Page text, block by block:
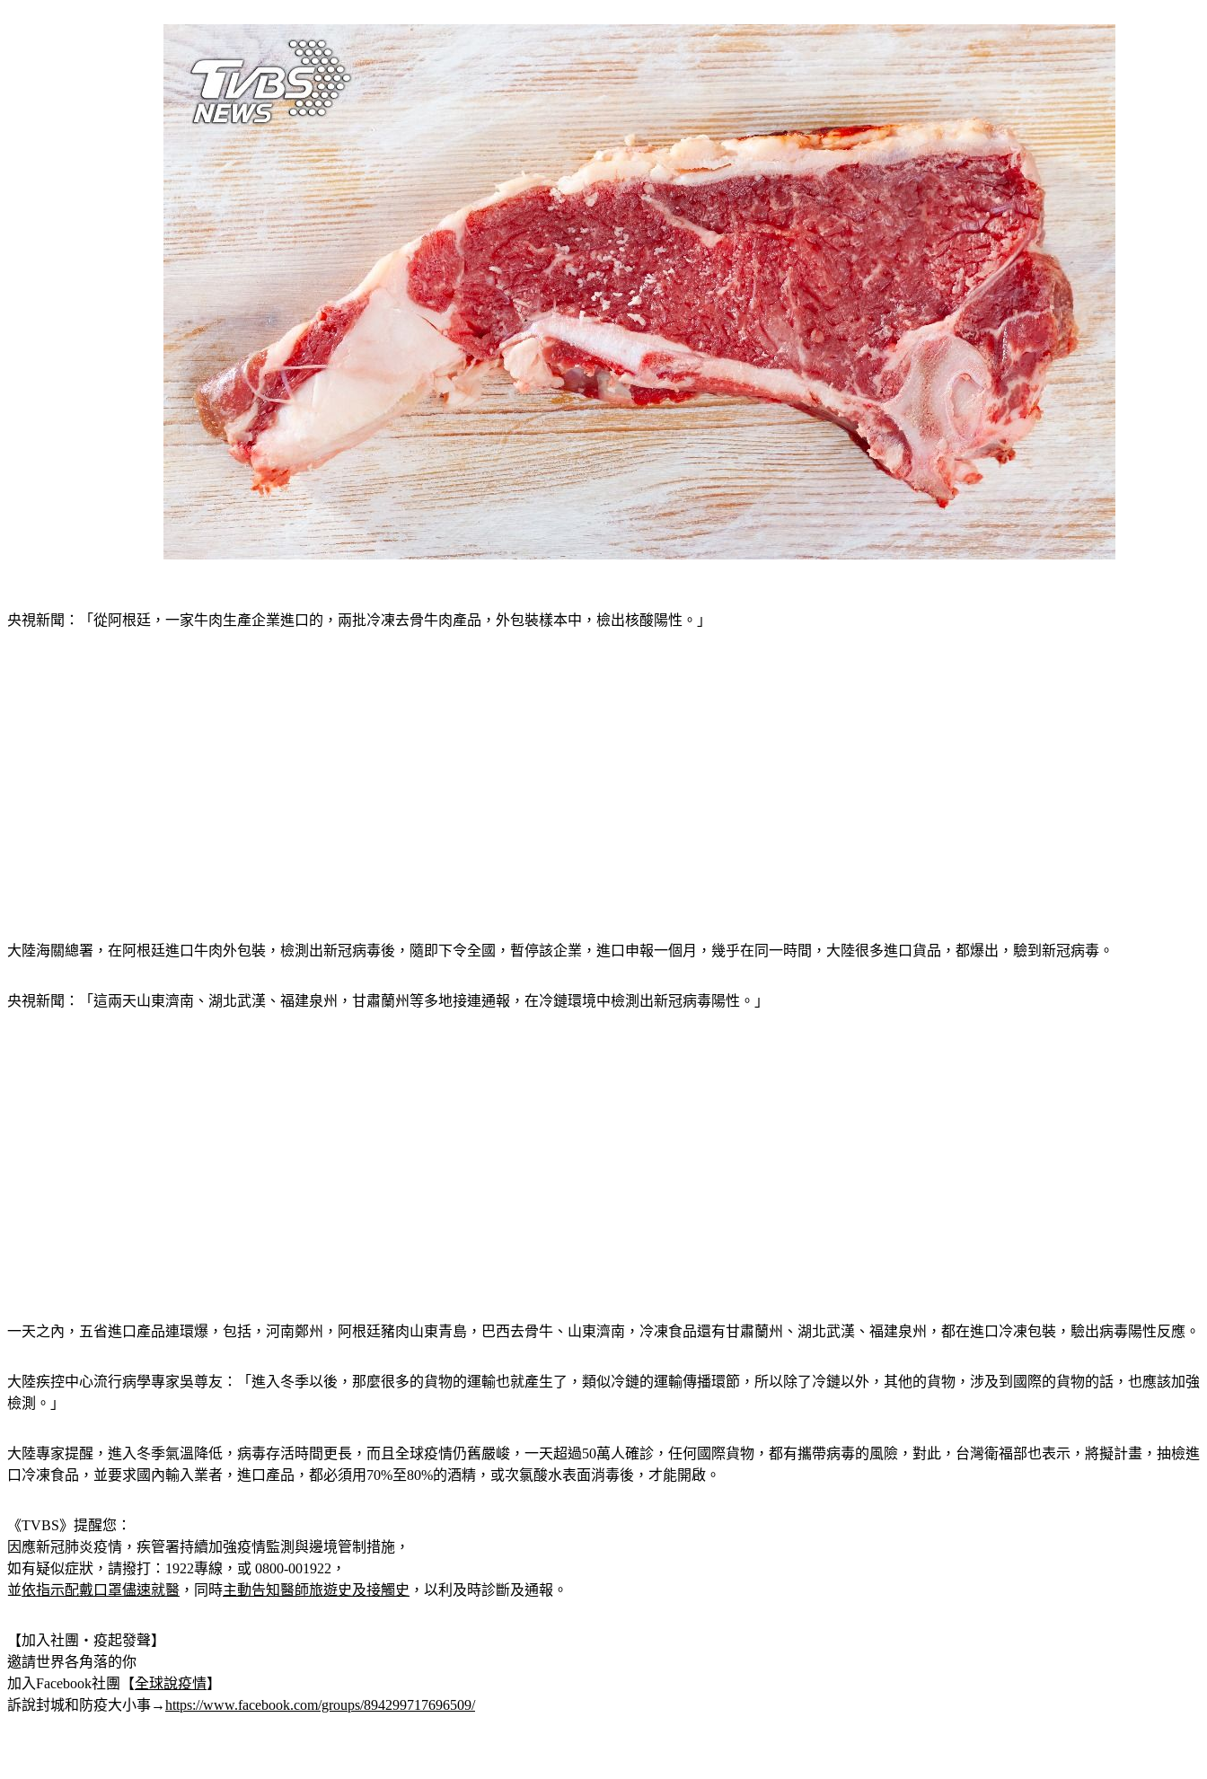
央視新聞：「從阿根廷，一家牛肉生產企業進口的，兩批冷凍去骨牛肉產品，外包裝樣本中，檢出核酸陽性。」
大陸海關總署，在阿根廷進口牛肉外包裝，檢測出新冠病毒後，隨即下令全國，暫停該企業，進口申報一個月，幾乎在同一時間，大陸很多進口貨品，都爆出，驗到新冠病毒。
央視新聞：「這兩天山東濟南、湖北武漢、福建泉州，甘肅蘭州等多地接連通報，在冷鏈環境中檢測出新冠病毒陽性。」
一天之內，五省進口產品連環爆，包括，河南鄭州，阿根廷豬肉山東青島，巴西去骨牛、山東濟南，冷凍食品還有甘肅蘭州、湖北武漢、福建泉州，都在進口冷凍包裝，驗出病毒陽性反應。
大陸疾控中心流行病學專家吳尊友：「進入冬季以後，那麼很多的貨物的運輸也就產生了，類似冷鏈的運輸傳播環節，所以除了冷鏈以外，其他的貨物，涉及到國際的貨物的話，也應該加強
檢測。」
大陸專家提醒，進入冬季氣溫降低，病毒存活時間更長，而且全球疫情仍舊嚴峻，一天超過50萬人確診，任何國際貨物，都有攜帶病毒的風險，對此，台灣衛福部也表示，將擬計畫，抽檢進
口冷凍食品，並要求國內輸入業者，進口產品，都必須用70%至80%的酒精，或次氯酸水表面消毒後，才能開啟。
《TVBS》提醒您：
因應新冠肺炎疫情，疾管署持續加強疫情監測與邊境管制措施，
如有疑似症狀，請撥打：1922專線，或 0800-001922，
並依指示配戴口罩儘速就醫 ，同時主動告知醫師旅遊史及接觸史 ，以利及時診斷及通報。
【加入社團‧疫起發聲】
邀請世界各角落的你
加入Facebook社團【全球說疫情】
訴說封城和防疫大小事→https://www.facebook.com/groups/894299717696509/